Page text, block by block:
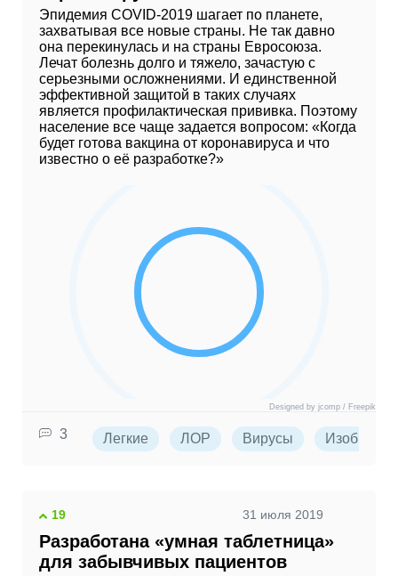
Эпидемия COVID-2019 шагает по планете,
захватывая все новые страны. Не так давно
она перекинулась и на страны Евросоюза.
Лечат болезнь долго и тяжело, зачастую с
серьезными осложнениями. И единственной
эффективной защитой в таких случаях
является профилактическая прививка. Поэтому
население все чаще задается вопросом: «Когда
будет готова вакцина от коронавируса и что
известно о её разработке?»
Designed by jcomp / Freepik
3 Легкие ЛОР Вирусы
19 31 июля 2019
Разработана «умная таблетница»
для забывчивых пациентов